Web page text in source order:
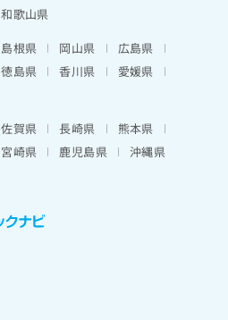
和歌山県
島根県 岡山県
広島県
徳島県 香川県
愛媛県
佐賀県 長崎県
熊本県
宮崎県 鹿児島県 沖縄県